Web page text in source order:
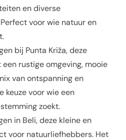
en diverse
voor wie natuur en
bij Punta Križa, deze
rustige omgeving, mooie
van ontspanning en
keuze voor wie een
zoekt.
in Beli, deze kleine en
voor natuurliefhebbers. Het